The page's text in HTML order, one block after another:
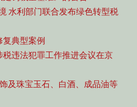
水利部门联合发布绿色转型税
典型案例
违法犯罪工作推进会议在京
及珠宝玉石、白酒、成品油等